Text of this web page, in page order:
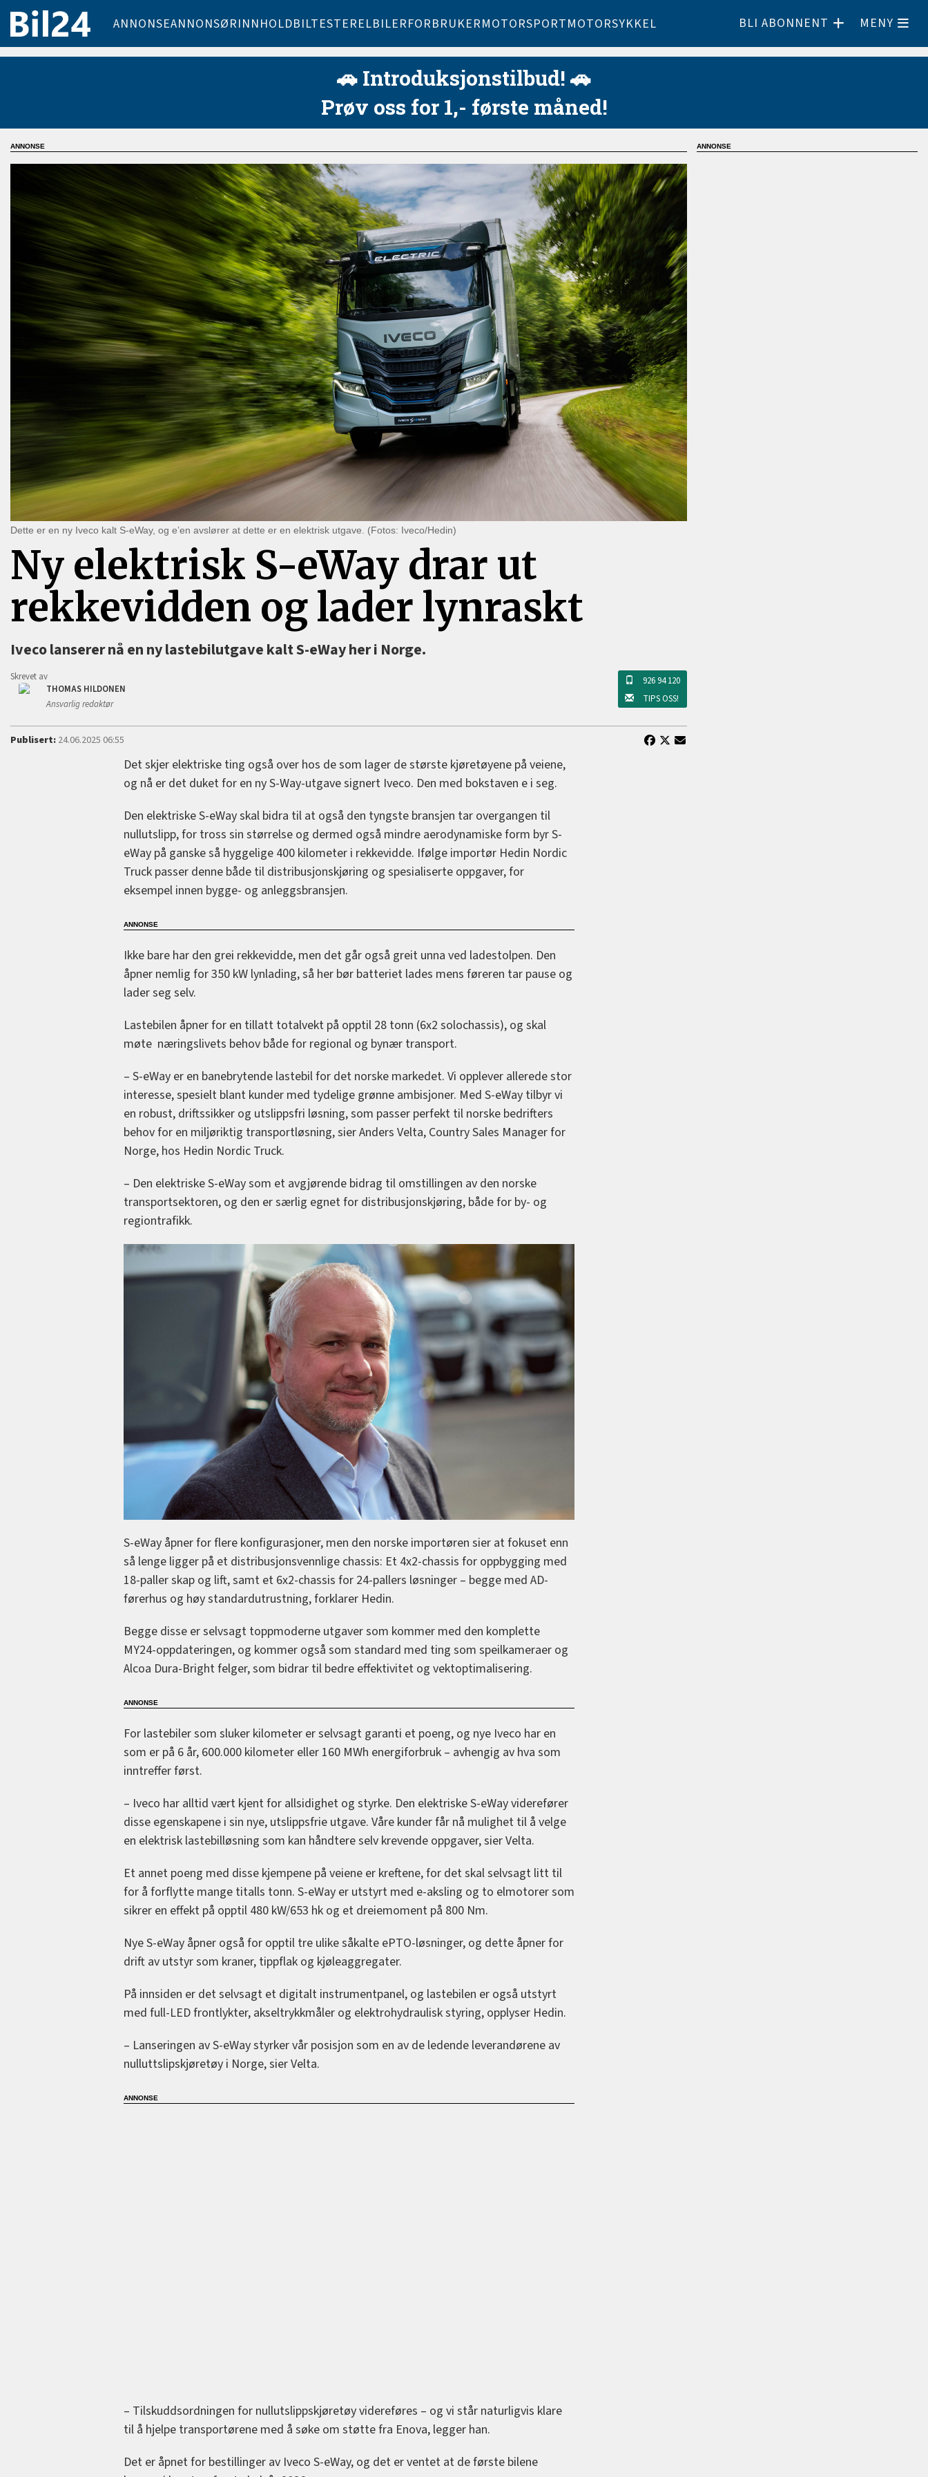
ANNONSEANNONSØRINNHOLDBILTESTERELBILERFORBRUKERMOTORSPORTMOTORSYKKEL BLI ABONNENT MENY
🚗 Introduksjonstilbud! 🚗
Prøv oss for 1,- første måned!
Dette er en ny Iveco kalt S-eWay, og e’en avslører at dette er en elektrisk utgave. (Fotos: Iveco/Hedin)
Ny elektrisk S-eWay drar ut
rekkevidden og lader lynraskt
Iveco lanserer nå en ny lastebilutgave kalt S-eWay her i Norge.
Skrevet av
THOMAS HILDONEN
Ansvarlig redaktør
926 94 120
TIPS OSS!
Publisert:24.06.2025 06:55
Det skjer elektriske ting også over hos de som lager de største kjøretøyene på veiene,
og nå er det duket for en ny S-Way-utgave signert Iveco. Den med bokstaven e i seg.
Den elektriske S-eWay skal bidra til at også den tyngste bransjen tar overgangen til
nullutslipp, for tross sin størrelse og dermed også mindre aerodynamiske form byr S-
eWay på ganske så hyggelige 400 kilometer i rekkevidde. Ifølge importør Hedin Nordic
Truck passer denne både til distribusjonskjøring og spesialiserte oppgaver, for
eksempel innen bygge- og anleggsbransjen.
Ikke bare har den grei rekkevidde, men det går også greit unna ved ladestolpen. Den
åpner nemlig for 350 kW lynlading, så her bør batteriet lades mens føreren tar pause og
lader seg selv.
Lastebilen åpner for en tillatt totalvekt på opptil 28 tonn (6x2 solochassis), og skal
møte næringslivets behov både for regional og bynær transport.
– S-eWay er en banebrytende lastebil for det norske markedet. Vi opplever allerede stor
interesse, spesielt blant kunder med tydelige grønne ambisjoner. Med S-eWay tilbyr vi
en robust, driftssikker og utslippsfri løsning, som passer perfekt til norske bedrifters
behov for en miljøriktig transportløsning, sier Anders Velta, Country Sales Manager for
Norge, hos Hedin Nordic Truck.
– Den elektriske S-eWay som et avgjørende bidrag til omstillingen av den norske
transportsektoren, og den er særlig egnet for distribusjonskjøring, både for by- og
regiontrafikk.
S-eWay åpner for flere konfigurasjoner, men den norske importøren sier at fokuset enn
så lenge ligger på et distribusjonsvennlige chassis: Et 4x2-chassis for oppbygging med
18-paller skap og lift, samt et 6x2-chassis for 24-pallers løsninger – begge med AD-
førerhus og høy standardutrustning, forklarer Hedin.
Begge disse er selvsagt toppmoderne utgaver som kommer med den komplette
MY24-oppdateringen, og kommer også som standard med ting som speilkameraer og
Alcoa Dura-Bright felger, som bidrar til bedre effektivitet og vektoptimalisering.
For lastebiler som sluker kilometer er selvsagt garanti et poeng, og nye Iveco har en
som er på 6 år, 600.000 kilometer eller 160 MWh energiforbruk – avhengig av hva som
inntreffer først.
– Iveco har alltid vært kjent for allsidighet og styrke. Den elektriske S-eWay viderefører
disse egenskapene i sin nye, utslippsfrie utgave. Våre kunder får nå mulighet til å velge
en elektrisk lastebilløsning som kan håndtere selv krevende oppgaver, sier Velta.
Et annet poeng med disse kjempene på veiene er kreftene, for det skal selvsagt litt til
for å forflytte mange titalls tonn. S-eWay er utstyrt med e-aksling og to elmotorer som
sikrer en effekt på opptil 480 kW/653 hk og et dreiemoment på 800 Nm.
Nye S-eWay åpner også for opptil tre ulike såkalte ePTO-løsninger, og dette åpner for
drift av utstyr som kraner, tippflak og kjøleaggregater.
På innsiden er det selvsagt et digitalt instrumentpanel, og lastebilen er også utstyrt
med full-LED frontlykter, akseltrykkmåler og elektrohydraulisk styring, opplyser Hedin.
– Lanseringen av S-eWay styrker vår posisjon som en av de ledende leverandørene av
nulluttslipskjøretøy i Norge, sier Velta.
– Tilskuddsordningen for nullutslippskjøretøy videreføres – og vi står naturligvis klare
til å hjelpe transportørene med å søke om støtte fra Enova, legger han.
Det er åpnet for bestillinger av Iveco S-eWay, og det er ventet at de første bilene